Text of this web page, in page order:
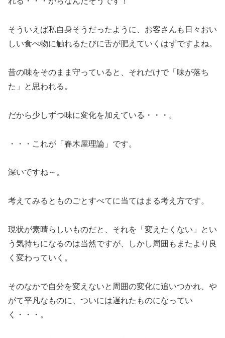
そういえば私自身そうだったように、お客さんも日々おい
しい食べ物に触れるたびに舌が肥えていくはずですよね。
昔の味をそのまま守っていると、それだけで「味が落ち
た」と思われる。
だから少しずつ味に変化を加えている・・・。
・・・これが「春木屋理論」です。
深いですね～。
考えてみるとものごとすべてに当てはまる考え方です。
現状が素晴らしいものだと、それを「変えたくない」とい
う気持ちになるのは当然ですが、しかし周囲もまたより良
く変わっていく。
そのなかで自分を変えないと周囲の変化に追いつかれ、や
がて平凡なものに、ついには遅れたものになってい
く・・・。